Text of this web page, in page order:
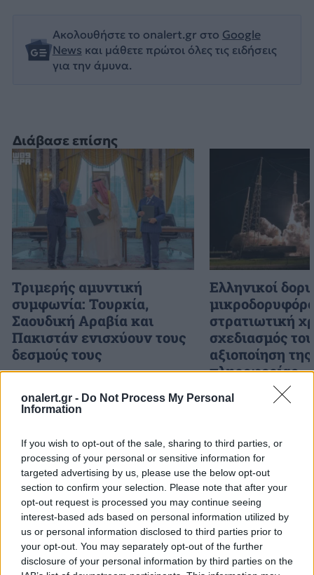
onalert.gr - Do Not Process My Personal
Information
If you wish to opt-out of the sale, sharing to third parties, or
processing of your personal or sensitive information for
targeted advertising by us, please use the below opt-out
section to confirm your selection. Please note that after your
opt-out request is processed you may continue seeing
interest-based ads based on personal information utilized by
us or personal information disclosed to third parties prior to
your opt-out. You may separately opt-out of the further
disclosure of your personal information by third parties on the
Διάβασε επίσης
Τριμερής αμυντική
συμφωνία: Τουρκία,
Σαουδική Αραβία και
Πακιστάν ενισχύουν τους
δεσμούς τους
Ελληνικοί
στρατιωτική
σχεδιασμός
αξιοποίηση της
πληροφορίας
Ακολουθήστε το onalert.gr στο Google
News και μάθετε πρώτοι όλες τις ειδήσεις
για την άμυνα.